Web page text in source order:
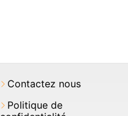
Contactez nous
Politique de